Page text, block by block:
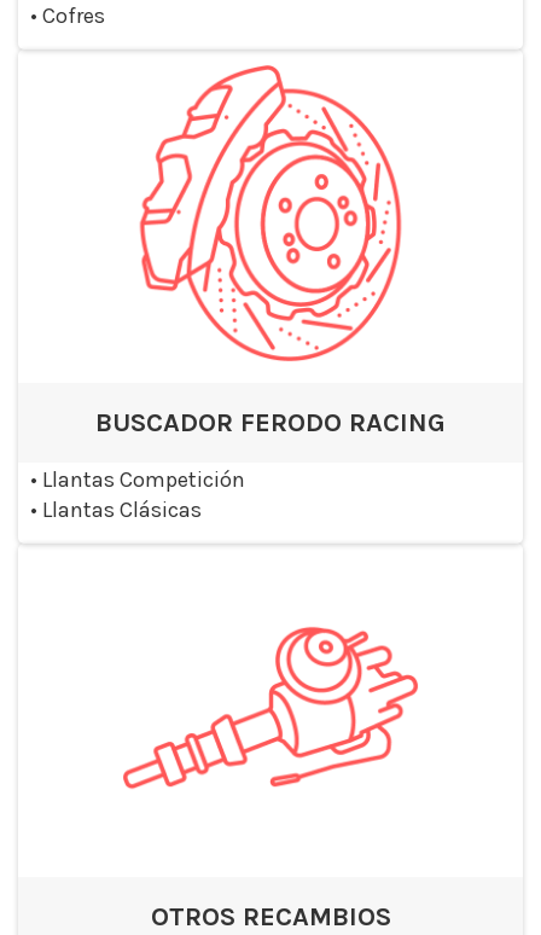
• Cofres
BUSCADOR FERODO RACING
• Llantas Competición
• Llantas Clásicas
OTROS RECAMBIOS